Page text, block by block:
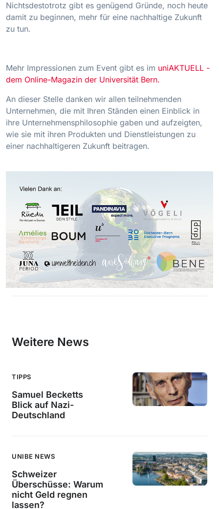
Nichtsdestotrotz gibt es genügend Gründe, noch heute
damit zu beginnen, mehr für eine nachhaltige Zukunft
zu tun.
Mehr Impressionen zum Event gibt es im uniAKTUELL -
dem Online-Magazin der Universität Bern.
An dieser Stelle danken wir allen teilnehmenden
Unternehmen, die mit Ihren Ständen einen Einblick in
ihre Unternehmensphilosophie gaben und aufzeigten,
wie sie mit ihren Produkten und Dienstleistungen zu
einer nachhaltigeren Zukunft beitragen.
Weitere News
TIPPS
Samuel Becketts
Blick auf Nazi-
Deutschland
UNIBE NEWS
Schweizer
Überschüsse: Warum
nicht Geld regnen
lassen?